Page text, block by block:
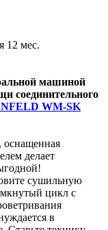
12 мес.
машиной
соединительного
WM-SK
, оснащенная
делает
сушильную
цикл с
в